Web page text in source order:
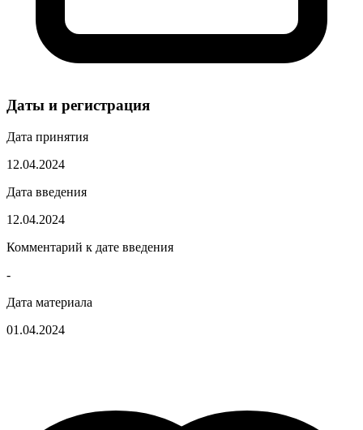
Даты и регистрация
Дата принятия
12.04.2024
Дата введения
12.04.2024
Комментарий к дате введения
-
Дата материала
01.04.2024